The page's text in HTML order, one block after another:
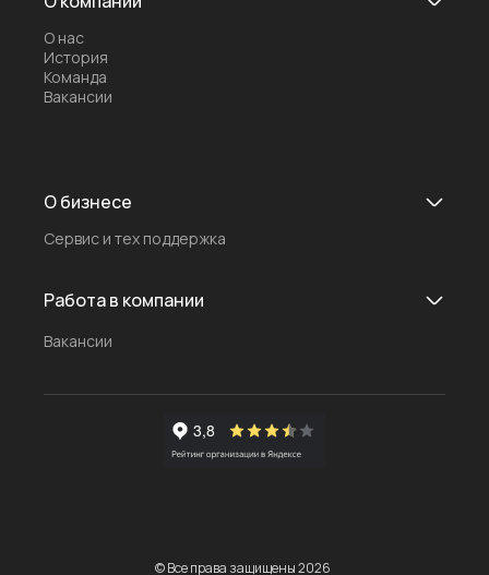
© Все права защищены 2026
О нас
История
Команда
Вакансии
О бизнесе
Сервис и тех поддержка
Работа в компании
Вакансии